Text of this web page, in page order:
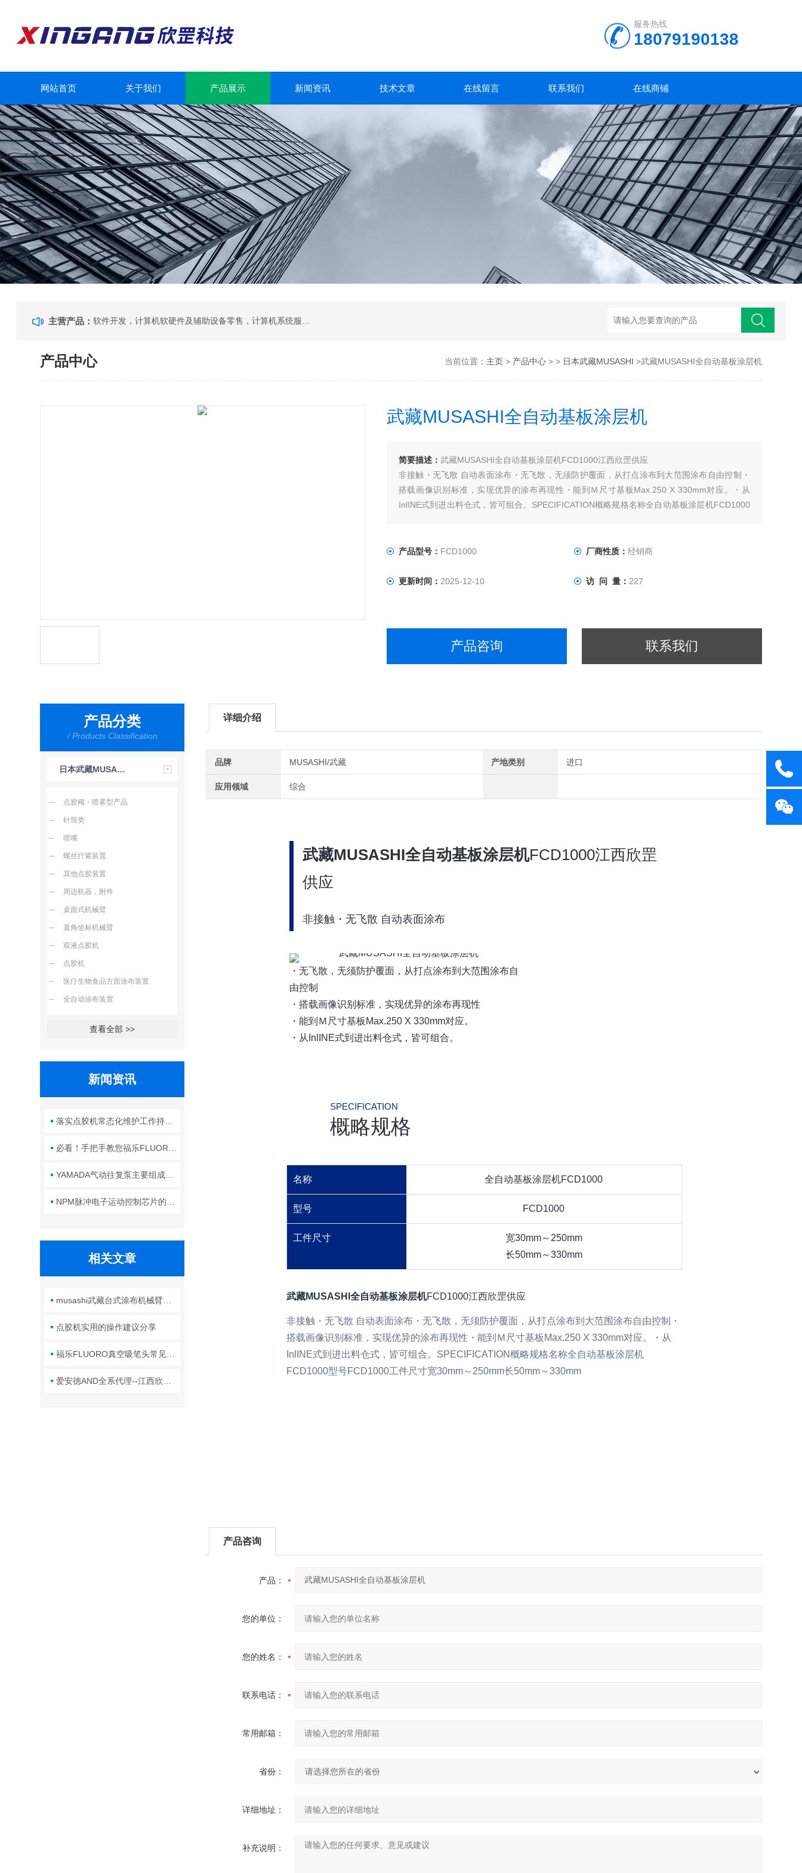
服务热线
18079190138
网站首页 关于我们 产品展示 新闻资讯 技术文章 在线留言 联系我们 在线商铺
主营产品：
产品中心 当前位置： 主页> 产品中心> > 日本武藏MUSASHI >武藏MUSASHI全自动基板涂层机
武藏MUSASHI全自动基板涂层机
简要描述： 武藏MUSASHI全自动基板涂层机FCD1000江西欣罡供应
非接触・无飞散 自动表面涂布・无飞散，无须防护覆面，从打点涂布到大范围涂布自由控制・
搭载画像识别标准，实现优异的涂布再现性・能到Ｍ尺寸基板Max.250 X 330mm对应。・从
InlINE式到进出料仓式，皆可组合。SPECIFICATION概略规格名称全自动基板涂层机FCD1000
产品型号： FCD1000 厂商性质：经销商
更新时间： 2025-12-10 访 问 量： 227
产品咨询 联系我们
产品分类
/ Products Classification
日本武藏MUSASHI
点胶阀・喷雾型产品
针筒类
喷嘴
螺丝拧紧装置
其他点胶装置
周边机器，附件
桌面式机械臂
直角坐标机械臂
双液点胶机
点胶机
医疗生物食品方面涂布装置
全自动涂布装置
查看全部 >>
新闻资讯
相关文章
点胶机实用的操作建议分享
详细介绍
品牌 MUSASHI/武藏 产地类别 进口
应用领域 综合
武藏MUSASHI全自动基板涂层机FCD1000江西欣罡
供应
非接触・无飞散 自动表面涂布
・无飞散，无须防护覆面，从打点涂布到大范围涂布自
由控制
・搭载画像识别标准，实现优异的涂布再现性
・能到Ｍ尺寸基板Max.250 X 330mm对应。
・从InlINE式到进出料仓式，皆可组合。
SPECIFICATION
概略规格
名称 全自动基板涂层机FCD1000
型号 FCD1000
工件尺寸
宽30mm～250mm
长50mm～330mm
武藏MUSASHI全自动基板涂层机FCD1000江西欣罡供应
非接触・无飞散 自动表面涂布・无飞散，无须防护覆面，从打点涂布到大范围涂布自由控制・
搭载画像识别标准，实现优异的涂布再现性・能到Ｍ尺寸基板Max.250 X 330mm对应。・从
InlINE式到进出料仓式，皆可组合。SPECIFICATION概略规格名称全自动基板涂层机
FCD1000型号FCD1000工件尺寸宽30mm～250mm长50mm～330mm
产品咨询
产品：
您的单位：
您的姓名：
联系电话：
常用邮箱：
省份：
详细地址：
补充说明：